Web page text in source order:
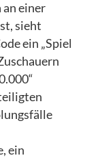
an einer
sieht
ein „Spiel
ein